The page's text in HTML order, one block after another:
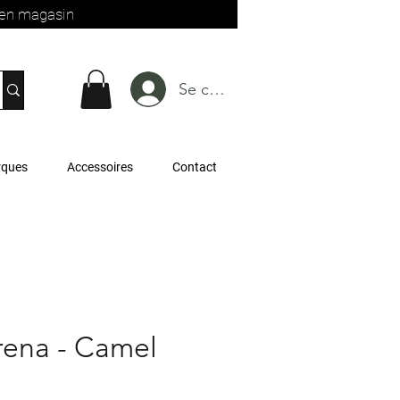
magasin
Se connecter
Accessoires Contact
- Camel